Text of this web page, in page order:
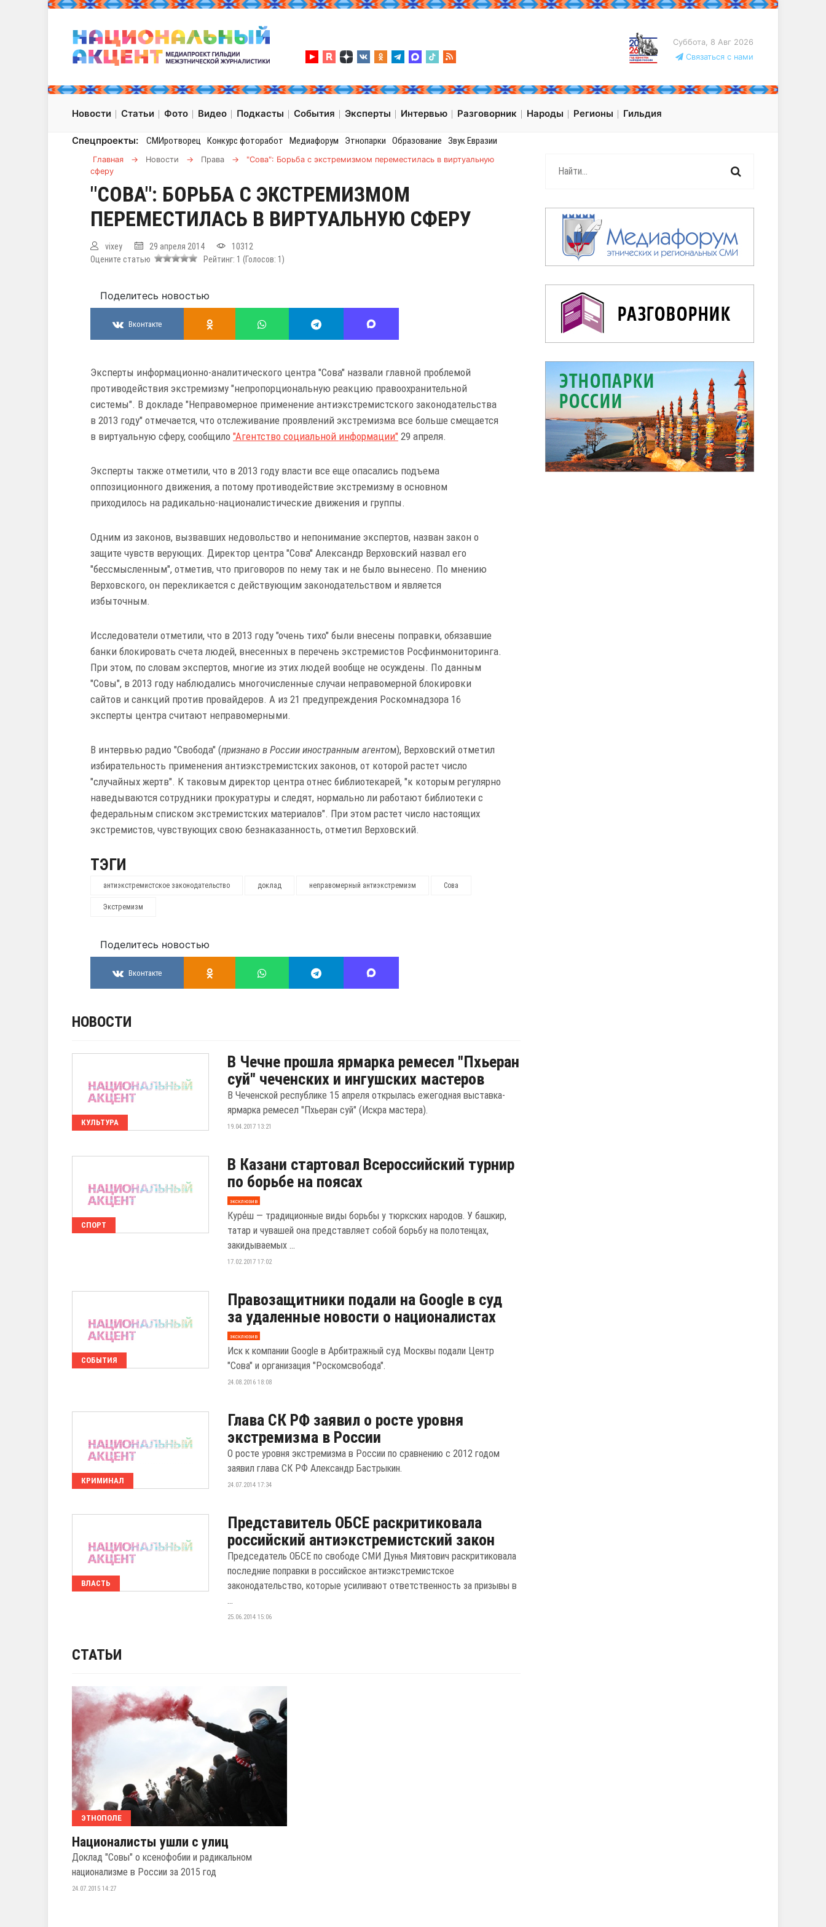
Суббота, 8 Авг 2026
Связаться с нами
Новости Статьи Фото Видео Подкасты События Эксперты Интервью Разговорник Народы Регионы Гильдия
Спецпроекты: СМИротворец Конкурс фоторабот Медиафорум Этнопарки Образование Звук Евразии
Главная → Новости → Права →
"Сова": Борьба с экстремизмом переместилась в виртуальную
сферу
"СОВА": БОРЬБА С ЭКСТРЕМИЗМОМ
ПЕРЕМЕСТИЛАСЬ В ВИРТУАЛЬНУЮ СФЕРУ
vixey 29 апреля 2014
10312
Оцените статью
Рейтинг: 1 (Голосов: 1 )
Поделитесь новостью
Вконтакте
Эксперты информационно-аналитического центра "Сова" назвали главной проблемой
противодействия экстремизму "непропорциональную реакцию правоохранительной
системы". В докладе "Неправомерное применение антиэкстремистского законодательства
в 2013 году" отмечается, что отслеживание проявлений экстремизма все больше смещается
в виртуальную сферу, сообщило "Агентство социальной информации" 29 апреля.
Эксперты также отметили, что в 2013 году власти все еще опасались подъема
оппозиционного движения, а потому противодействие экстремизму в основном
приходилось на радикально-националистические движения и группы.
Одним из законов, вызвавших недовольство и непонимание экспертов, назван закон о
защите чувств верующих. Директор центра "Сова" Александр Верховский назвал его
"бессмысленным", отметив, что приговоров по нему так и не было вынесено. По мнению
Верховского, он перекликается с действующим законодательством и является
избыточным.
Исследователи отметили, что в 2013 году "очень тихо" были внесены поправки, обязавшие
банки блокировать счета людей, внесенных в перечень экстремистов Росфинмониторинга.
При этом, по словам экспертов, многие из этих людей вообще не осуждены. По данным
"Совы", в 2013 году наблюдались многочисленные случаи неправомерной блокировки
сайтов и санкций против провайдеров. А из 21 предупреждения Роскомнадзора 16
эксперты центра считают неправомерными.
В интервью радио "Свобода" (признано в России иностранным агентом), Верховский отметил
избирательность применения антиэкстремистских законов, от которой растет число
"случайных жертв". К таковым директор центра отнес библиотекарей, "к которым регулярно
наведываются сотрудники прокуратуры и следят, нормально ли работают библиотеки с
федеральным списком экстремистских материалов". При этом растет число настоящих
экстремистов, чувствующих свою безнаказанность, отметил Верховский.
ТЭГИ
антиэкстремистское законодательство доклад неправомерный антиэкстремизм Сова
Экстремизм
Поделитесь новостью
Вконтакте
НОВОСТИ
КУЛЬТУРА
В Чечне прошла ярмарка ремесел "Пхьеран
суй" чеченских и ингушских мастеров
В Чеченской республике 15 апреля открылась ежегодная выставка-
ярмарка ремесел "Пхьеран суй" (Искра мастера).
19.04.2017 13:21
СПОРТ
В Казани стартовал Всероссийский турнир
по борьбе на поясах
эксклюзив
Куре́ш — традиционные виды борьбы у тюркских народов. У башкир,
татар и чувашей она представляет собой борьбу на полотенцах,
закидываемых ...
17.02.2017 17:02
СОБЫТИЯ
Правозащитники подали на Google в суд
за удаленные новости о националистах
эксклюзив
Иск к компании Google в Арбитражный суд Москвы подали Центр
"Сова" и организация "Роскомсвобода".
24.08.2016 18:08
КРИМИНАЛ
Глава СК РФ заявил о росте уровня
экстремизма в России
О росте уровня экстремизма в России по сравнению с 2012 годом
заявил глава СК РФ Александр Бастрыкин.
24.07.2014 17:34
ВЛАСТЬ
Представитель ОБСЕ раскритиковала
российский антиэкстремистский закон
Председатель ОБСЕ по свободе СМИ Дунья Миятович раскритиковала
последние поправки в российское антиэкстремистское
законодательство, которые усиливают ответственность за призывы в
...
25.06.2014 15:06
СТАТЬИ
ЭТНОПОЛЕ
Националисты ушли с улиц
Доклад "Совы" о ксенофобии и радикальном
национализме в России за 2015 год
24.07.2015 14:27